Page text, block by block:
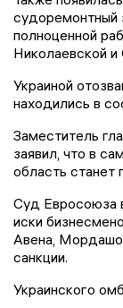
судоремонтный
полноценной
Николаевской
Украиной
находились в
Заместитель
заявил, что в
область
Суд Евросоюза
иски
Авена,
санкции.
Украинского